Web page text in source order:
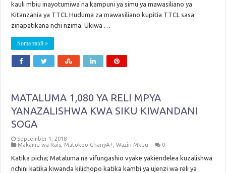
kauli mbiu inayotumiwa na kampuni ya simu ya mawasiliano ya
Kitanzania ya TTCL Huduma za mawasiliano kupitia TTCL sasa
zinapatikana nchi nzima. Ukiwa …
Soma zaidi »
MATALUMA 1,080 YA RELI MPYA
YANAZALISHWA KWA SIKU KIWANDANI
SOGA
September 1, 2018
Makamu wa Rais Matokeo ChanyA+ ,Waziri Mkuu 0
Katika picha; Mataluma na vifungashio vyake yakiendelea kuzalishwa
nchini katika kiwanda kilichopo katika kambi ya ujenzi wa reli ya